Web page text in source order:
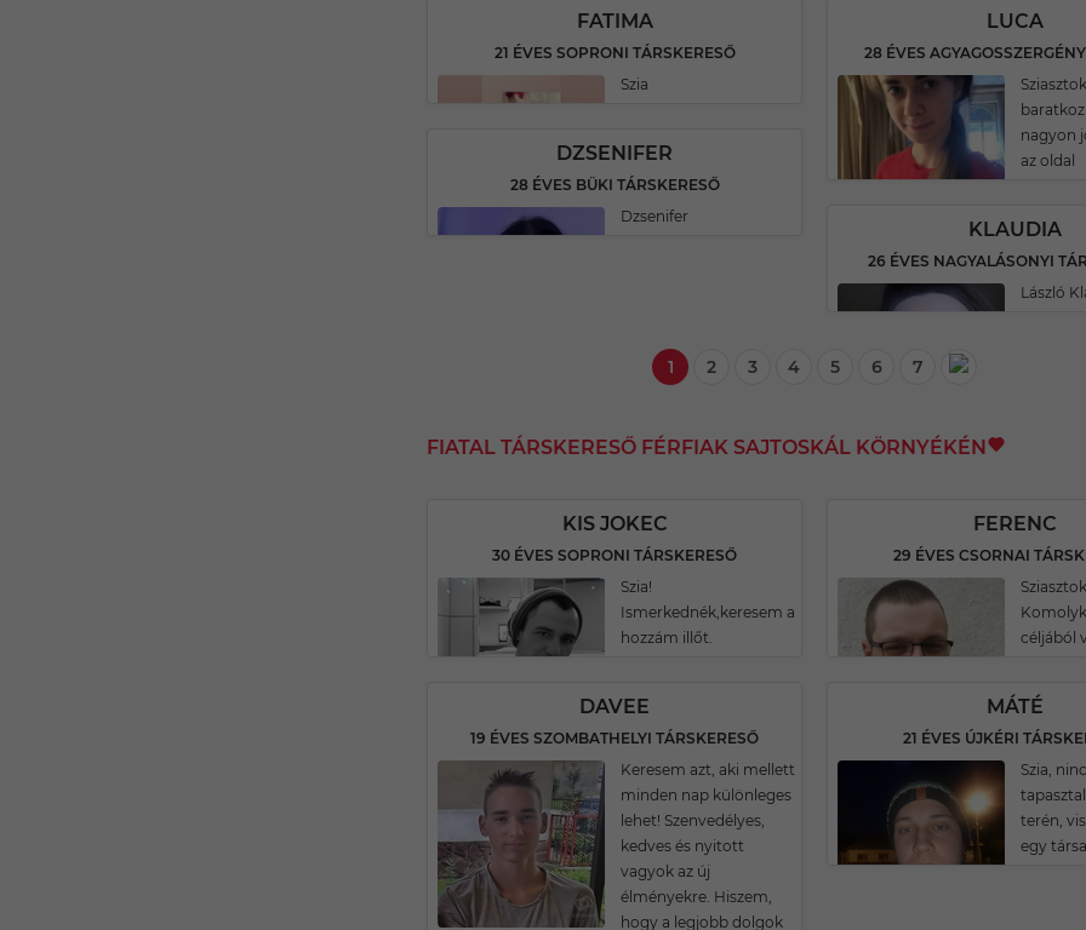
FATIMA
21 ÉVES SOPRONI TÁRSKERESŐ
Szia
DZSENIFER
28 ÉVES BÜKI TÁRSKERESŐ
Dzsenifer
LUCA
nagyon
az oldal
KLAUDIA
26 ÉVES NAGYALÁSONYI
László
1 2 3 4 5 6 7
FIATAL TÁRSKERESŐ FÉRFIAK SAJTOSKÁL KÖRNYÉKÉN
KIS JOKEC
30 ÉVES SOPRONI TÁRSKERESŐ
Szia!
Ismerkednék,keresem a
hozzám illőt.
DAVEE
19 ÉVES SZOMBATHELYI TÁRSKERESŐ
Keresem azt, aki mellett
minden nap különleges
lehet! Szenvedélyes,
kedves és nyitott
vagyok az új
élményekre. Hiszem,
hogy a legjobb dolgok
FERENC
29 ÉVES CSORNAI
céljából
MÁTÉ
21 ÉVES ÚJKÉRI
Szia,
terén,
egy